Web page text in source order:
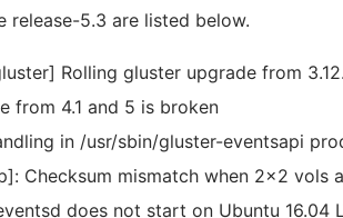
release-5.3 are listed below.
Rolling gluster upgrade from
from 4.1 and 5 is broken
in /usr/sbin/gluster-eventsapi
Checksum mismatch when 2×2 vols
does not start on Ubuntu 16.04